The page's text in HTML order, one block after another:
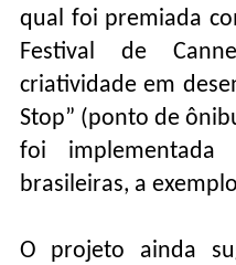
qual foi premiada
Festival de
criatividade em
Stop” (ponto de
foi implementada
brasileiras, a
O projeto ainda